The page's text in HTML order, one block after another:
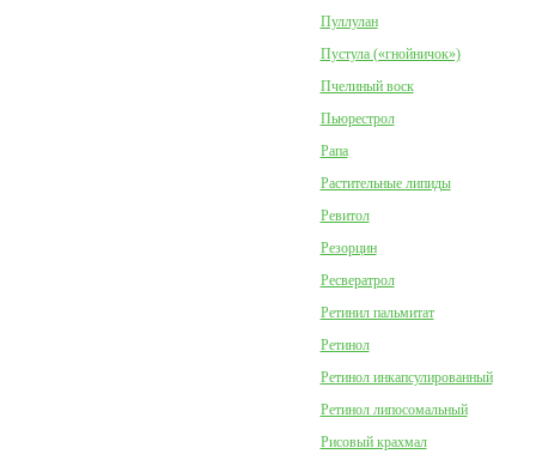
Пуллулан
Пустула («гнойничок»)
Пчелиный воск
Пьюрестрол
Рапа
Растительные липиды
Ревитол
Резорцин
Ресвератрол
Ретинил пальмитат
Ретинол
Ретинол инкапсулированный
Ретинол липосомальный
Рисовый крахмал